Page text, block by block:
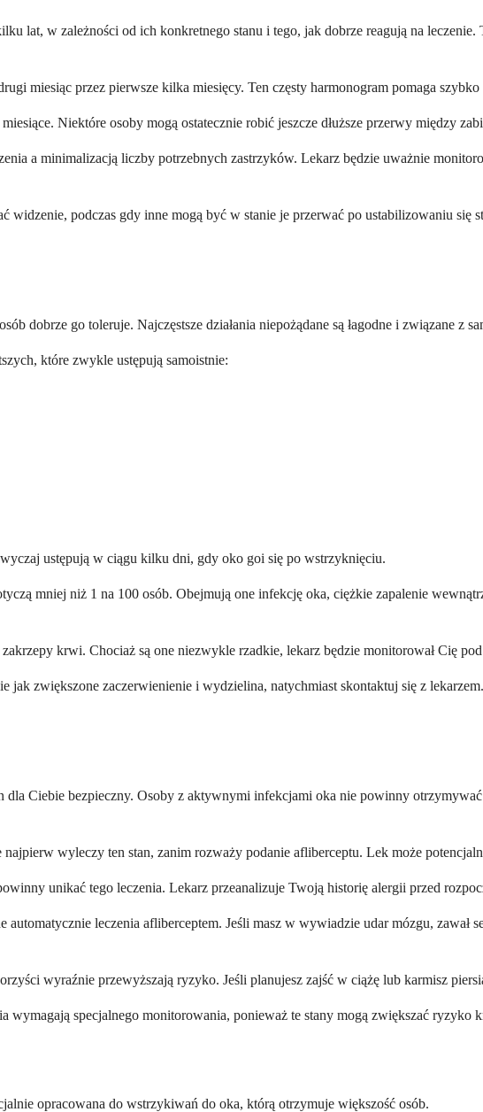
lat, w zależności od ich konkretnego stanu i tego, jak dobrze reagują na
miesiąc przez pierwsze kilka miesięcy. Ten częsty harmonogram pomaga szybko
Niektóre osoby mogą ostatecznie robić jeszcze dłuższe przerwy między
a minimalizacją liczby potrzebnych zastrzyków. Lekarz będzie uważnie
widzenie, podczas gdy inne mogą być w stanie je przerwać po ustabilizowaniu się
dobrze go toleruje. Najczęstsze działania niepożądane są łagodne i związane z
które zwykle ustępują samoistnie:
ustępują w ciągu kilku dni, gdy oko goi się po wstrzyknięciu.
mniej niż 1 na 100 osób. Obejmują one infekcję oka, ciężkie zapalenie
krwi. Chociaż są one niezwykle rzadkie, lekarz będzie monitorował Cię
zwiększone zaczerwienienie i wydzielina, natychmiast skontaktuj się z
dla Ciebie bezpieczny. Osoby z aktywnymi infekcjami oka nie powinny
wyleczy ten stan, zanim rozważy podanie afliberceptu. Lek może
unikać tego leczenia. Lekarz przeanalizuje Twoją historię alergii przed
leczenia afliberceptem. Jeśli masz w wywiadzie udar mózgu, zawał
wyraźnie przewyższają ryzyko. Jeśli planujesz zajść w ciążę lub karmisz
specjalnego monitorowania, ponieważ te stany mogą zwiększać ryzyko
opracowana do wstrzykiwań do oka, którą otrzymuje większość osób.